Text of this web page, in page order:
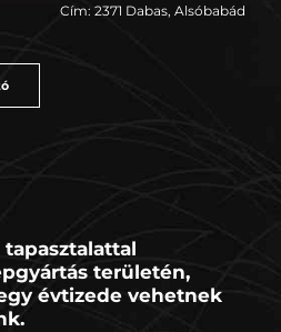
Cím: 2371 Dabas, Alsóbabád
területén,
évtizede vehetnek